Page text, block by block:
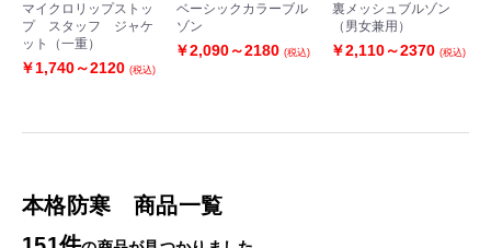
マイクロリップストッ
プ スタッフ ジャケ
ット（一重）
￥1,740～2120 (税込)
ベーシックカラーブル
ゾン
￥2,090～2180(税込)
裏メッシュブルゾン
（男女兼用）
￥2,110～2370 (税込)
本格防寒 商品一覧